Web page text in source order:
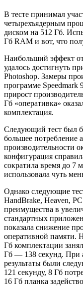
В тесте принимал
четырехъядерным
диском на 512 Гб.
Гб RAM и вот, что
Наибольший эффект
удалось достигнуть
Photoshop. Замеры
программе Speedmark
прирост
Гб «оперативка»
комплектация.
Следующий тест был
большее потребление
производительности
конфигурация
сократила время до 7
использовала чуть
Однако следующие
HandBrake, Heaven,
преимущества в
стандартных
показала снижение
оперативной памяти.
Гб комплектации
Гб — 138 секунд. При
результаты были
121 секунду, 8 Гб
16 Гб планка